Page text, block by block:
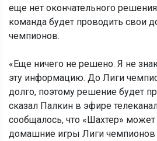
еще нет окончательного
команда будет проводить свои
чемпионов.
«Еще ничего не решено. Я не
эту информацию. До Лиги
долго, поэтому решение будет
сказал Палкин в эфире
сообщалось, что «Шахтер»
домашние игры Лиги